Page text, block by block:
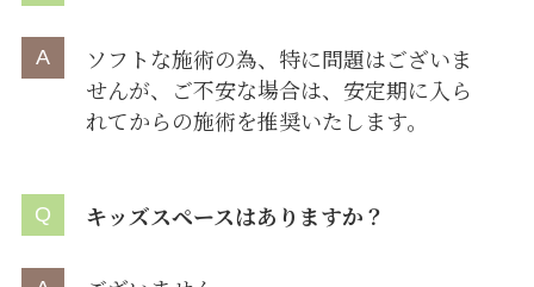
ソフトな施術の為、特に問題はございま
せんが、ご不安な場合は、安定期に入ら
れてからの施術を推奨いたします。
キッズスペースはありますか？